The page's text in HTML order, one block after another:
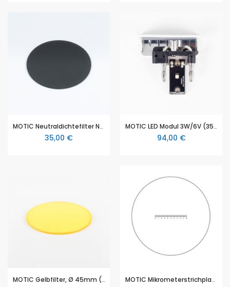
MOTIC Neutraldichtefilter ND2 (Ø 45mm)
35,00 €
MOTIC LED Modul 3W/6V (3500°K) Panthera
94,00 €
MOTIC Gelbfilter, Ø 45mm (BA210, BA210E, BA310, BA 410E, Panthera) MOTIC Mikrometerstrichplatte Strichplatte Skala (10mm in 100 Teilen), (Ø25mm)